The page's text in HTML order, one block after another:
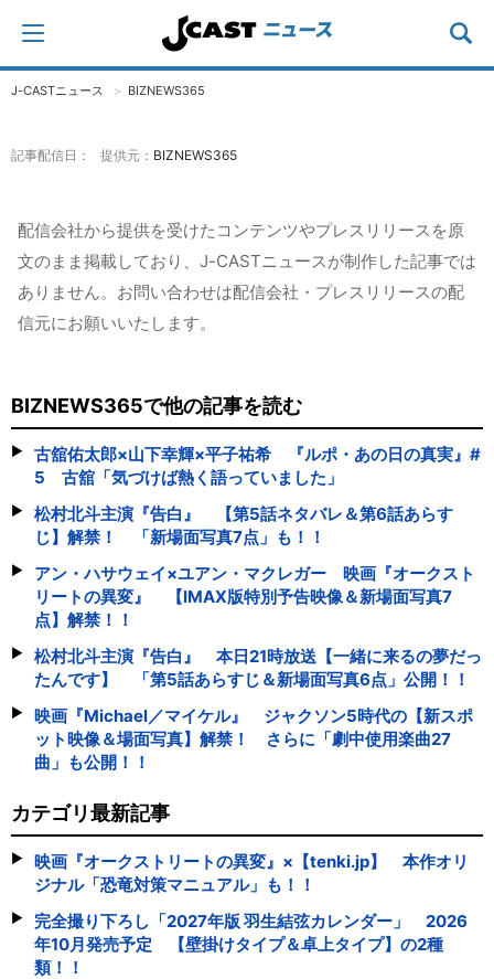
J-CASTニュース BIZNEWS365
記事配信日： 提供元： BIZNEWS365
配信会社から提供を受けたコンテンツやプレスリリースを原
文のまま掲載しており、J-CASTニュースが制作した記事では
ありません。お問い合わせは配信会社・プレスリリースの配
信元にお願いいたします。
BIZNEWS365で他の記事を読む
古舘佑太郎×山下幸輝×平子祐希 『ルポ・あの日の真実』#
5 古舘「気づけば熱く語っていました」
松村北斗主演『告白』 【第5話ネタバレ＆第6話あらす
じ】解禁！ 「新場面写真7点」も！！
アン・ハサウェイ×ユアン・マクレガー 映画『オークスト
リートの異変』 【IMAX版特別予告映像＆新場面写真7
点】解禁！！
松村北斗主演『告白』 本日21時放送【一緒に来るの夢だっ
たんです】 「第5話あらすじ＆新場面写真6点」公開！！
映画『Michael／マイケル』 ジャクソン5時代の【新スポ
ット映像＆場面写真】解禁！ さらに「劇中使用楽曲27
曲」も公開！！
カテゴリ最新記事
映画『オークストリートの異変』×【tenki.jp】 本作オリ
ジナル「恐竜対策マニュアル」も！！
完全撮り下ろし「2027年版 羽生結弦カレンダー」 2026
年10月発売予定 【壁掛けタイプ＆卓上タイプ】の2種
類！！